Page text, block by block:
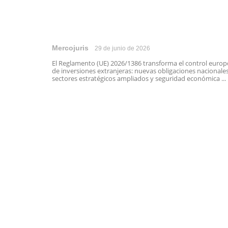
Mercojuris 29 de junio de 2026
El Reglamento (UE) 2026/1386 transforma el control
de inversiones extranjeras: nuevas obligaciones
sectores estratégicos ampliados y seguridad económica ...